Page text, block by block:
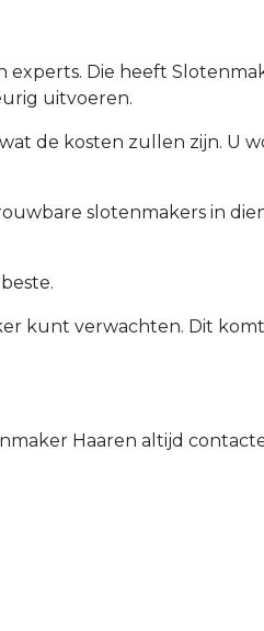
Die heeft
uitvoeren.
de kosten zullen zijn. U
slotenmakers in
kunt verwachten. Dit
Haaren altijd